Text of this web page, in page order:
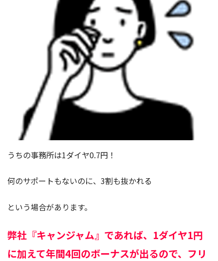
うちの事務所は1ダイヤ0.7円！
何のサポートもないのに、3割も抜かれる
という場合があります。
弊社『キャンジャム』であれば、1ダイヤ1円
に加えて年間4回のボーナスが出るので、フリ